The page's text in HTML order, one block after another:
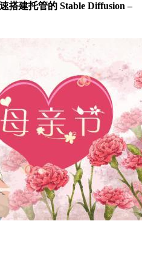
搭建托管的 Stable Diffusion –